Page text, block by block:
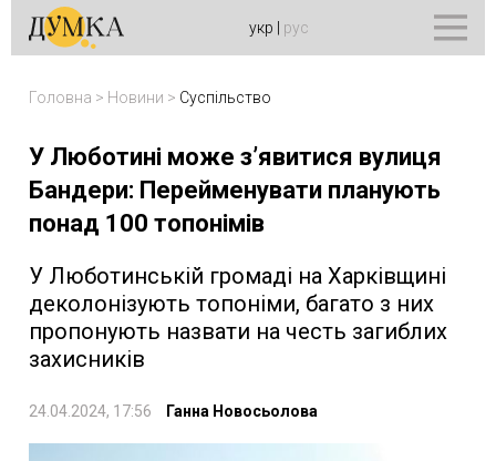
укр рус
Головна > Новини > Суспільство
У Люботині може з’явитися вулиця
Бандери: Перейменувати планують
понад 100 топонімів
У Люботинській громаді на Харківщині
деколонізують топоніми, багато з них
пропонують назвати на честь загиблих
захисників
24.04.2024, 17:56 Ганна Новосьолова